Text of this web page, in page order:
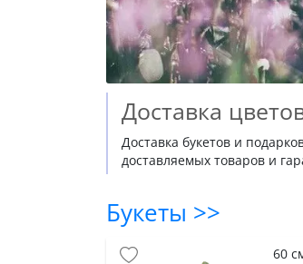
Доставка
Доставка букетов и
доставляемых товаров и
Букеты >>
60